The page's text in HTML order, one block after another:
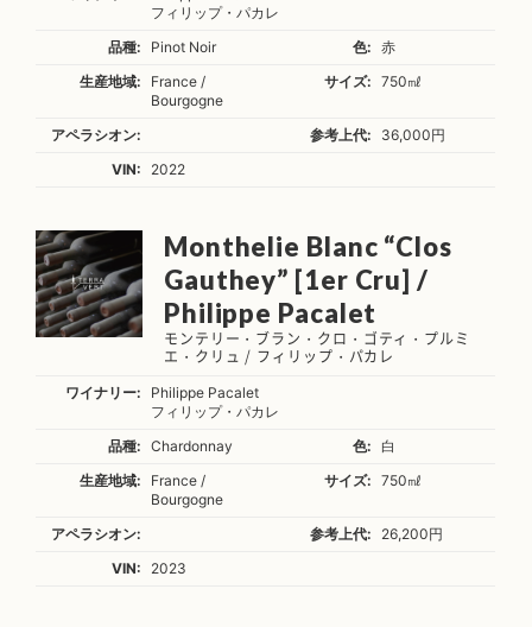
フィリップ・パカレ
品種:
Pinot Noir 色:
赤
生産地域:
France /
Bourgogne
サイズ: 750㎖
アペラシオン: 参考上代:
36,000円
VIN:
2022
Monthelie Blanc “Clos
Gauthey” [1er Cru] /
Philippe Pacalet
モンテリー・ブラン・クロ・ゴティ・プルミ
エ・クリュ / フィリップ・パカレ
ワイナリー:
Philippe Pacalet
フィリップ・パカレ
品種:
Chardonnay 色:
白
生産地域:
France /
Bourgogne
サイズ: 750㎖
アペラシオン: 参考上代:
26,200円
VIN:
2023